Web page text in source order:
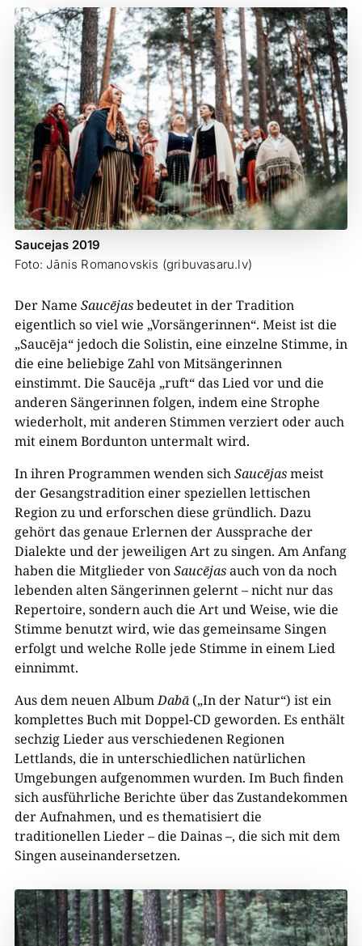
Saucejas 2019
Foto: Jānis Romanovskis (gribuvasaru.lv)
Der Name Saucējasbedeutet in der Tradition
eigentlich so viel wie „Vorsängerinnen“. Meist ist die
„Saucēja“ jedoch die Solistin, eine einzelne Stimme, in
die eine beliebige Zahl von Mitsängerinnen
einstimmt. Die Saucēja „ruft“ das Lied vor und die
anderen Sängerinnen folgen, indem eine Strophe
wiederholt, mit anderen Stimmen verziert oder auch
mit einem Bordunton untermalt wird.
In ihren Programmen wenden sichSaucējasmeist
der Gesangstradition einer speziellen lettischen
Region zu und erforschen diese gründlich. Dazu
gehört das genaue Erlernen der Aussprache der
Dialekte und der jeweiligen Art zu singen. Am Anfang
haben die Mitglieder vonSaucējasauch von da noch
lebenden alten Sängerinnen gelernt – nicht nur das
Repertoire, sondern auch die Art und Weise, wie die
Stimme benutzt wird, wie das gemeinsame Singen
erfolgt und welche Rolle jede Stimme in einem Lied
einnimmt.
Aus dem neuen AlbumDabā(„In der Natur“) ist ein
komplettes Buch mit Doppel-CD geworden. Es enthält
sechzig Lieder aus verschiedenen Regionen
Lettlands, die in unterschiedlichen natürlichen
Umgebungen aufgenommen wurden. Im Buch finden
sich ausführliche Berichte über das Zustandekommen
der Aufnahmen, und es thematisiert die
traditionellen Lieder – die Dainas –, die sich mit dem
Singen auseinandersetzen.